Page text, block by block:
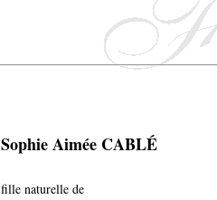
Sophie Aimée CABLÉ
fille naturelle de